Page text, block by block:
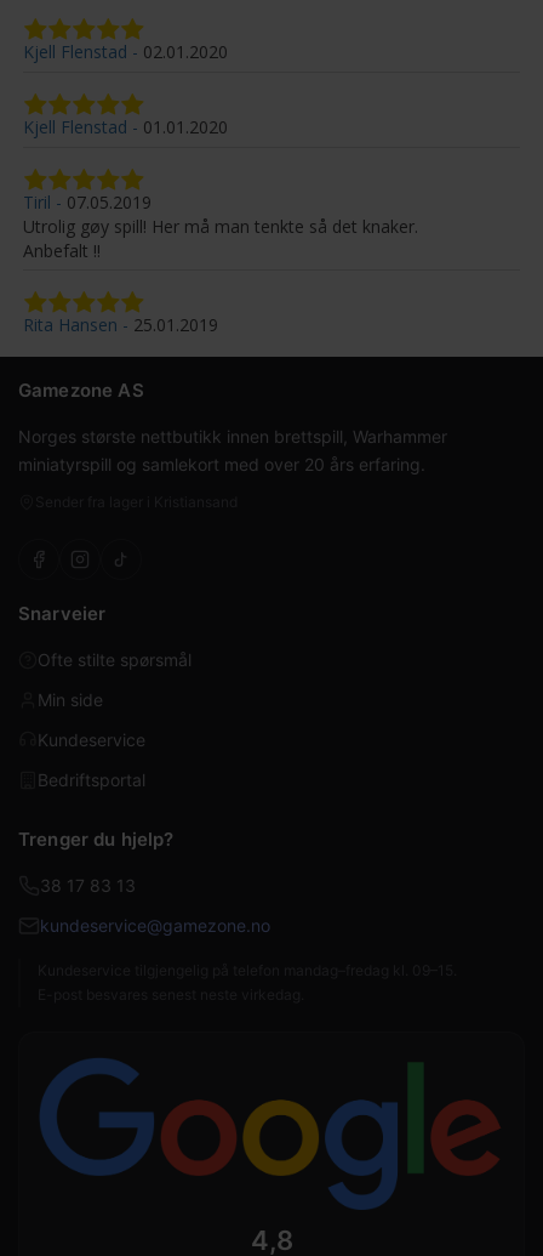
Kjell Flenstad 02.01.2020
Kjell Flenstad 01.01.2020
Tiril
07.05.2019
Utrolig gøy spill! Her må man tenkte så det knaker.
Rita Hansen 25.01.2019
Gamezone AS
Norges største nettbutikk innen brettspill, Warhammer
miniatyrspill og samlekort med over 20 års erfaring.
Snarveier
Ofte stilte spørsmål
Min side
Kundeservice
Bedriftsportal
Trenger du hjelp?
38 17 83 13
kundeservice@gamezone.no
4,8